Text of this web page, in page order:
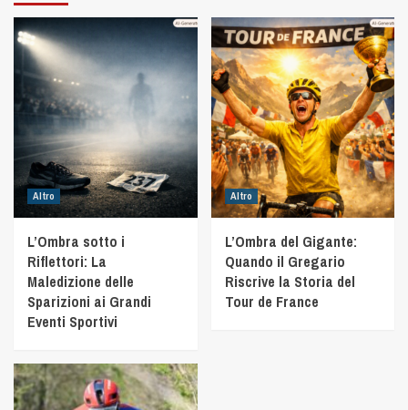
Altro
L’Ombra sotto i
Riflettori: La
Maledizione delle
Sparizioni ai Grandi
Eventi Sportivi
Altro
L’Ombra del Gigante:
Quando il Gregario
Riscrive la Storia del
Tour de France